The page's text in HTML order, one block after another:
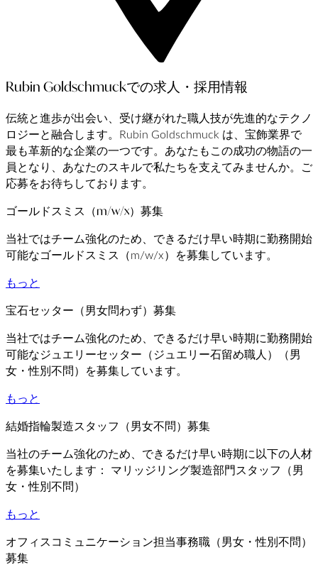
Rubin Goldschmuckでの求人・採用情報
伝統と進歩が出会い、受け継がれた職人技が先進的なテクノ
ロジーと融合します。Rubin Goldschmuck は、宝飾業界で
最も革新的な企業の一つです。あなたもこの成功の物語の一
員となり、あなたのスキルで私たちを支えてみませんか。ご
応募をお待ちしております。
ゴールドスミス（m/w/x）募集
当社ではチーム強化のため、できるだけ早い時期に勤務開始
可能なゴールドスミス（m/w/x）を募集しています。
もっと
宝石セッター（男女問わず）募集
当社ではチーム強化のため、できるだけ早い時期に勤務開始
可能なジュエリーセッター（ジュエリー石留め職人）（男
女・性別不問）を募集しています。
もっと
結婚指輪製造スタッフ（男女不問）募集
当社のチーム強化のため、できるだけ早い時期に以下の人材
を募集いたします： マリッジリング製造部門スタッフ（男
女・性別不問）
もっと
オフィスコミュニケーション担当事務職（男女・性別不問）
募集